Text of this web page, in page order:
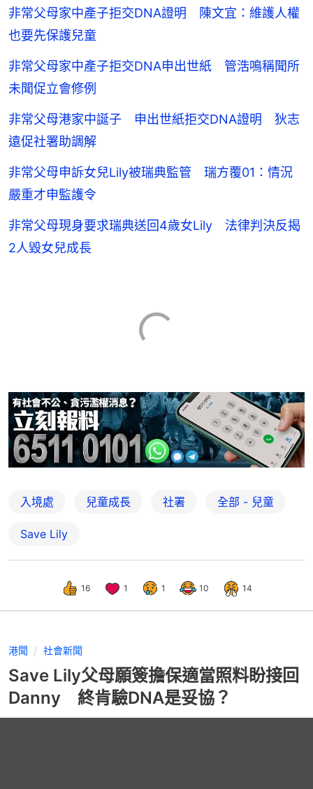
非常父母家中產子拒交DNA證明 陳文宜：維護人權
也要先保護兒童
非常父母家中產子拒交DNA申出世紙 管浩鳴稱聞所
未聞促立會修例
非常父母港家中誕子 申出世紙拒交DNA證明 狄志
遠促社署助調解
非常父母申訴女兒Lily被瑞典監管 瑞方覆01：情況
嚴重才申監護令
非常父母現身要求瑞典送回4歲女Lily 法律判決反揭
2人毀女兒成長
入境處 兒童成長 社署 全部 - 兒童
Save Lily
16 1 1 10 14
港聞 社會新聞
Save Lily父母願簽擔保適當照料盼接回
Danny 終肯驗DNA是妥協？